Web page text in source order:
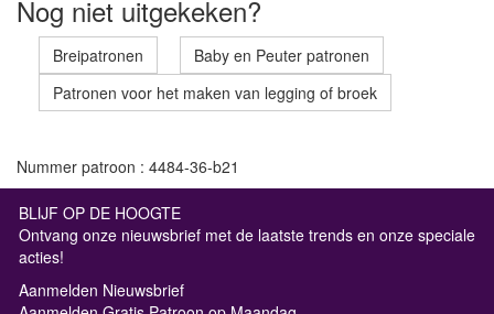
Nog niet uitgekeken?
Breipatronen
Baby en Peuter patronen
Patronen voor het maken van legging of broek
Nummer patroon : 4484-36-b21
BLIJF OP DE HOOGTE
Ontvang onze nieuwsbrief met de laatste trends en onze speciale
acties!
Aanmelden Nieuwsbrief